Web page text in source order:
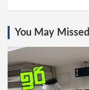
You May Missed